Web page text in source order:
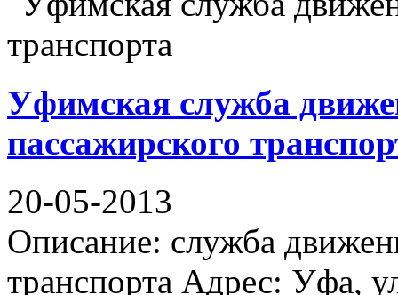
Уфимская служба
пассажирского
20-05-2013
Описание: служба
транспорта Адрес: Уфа,